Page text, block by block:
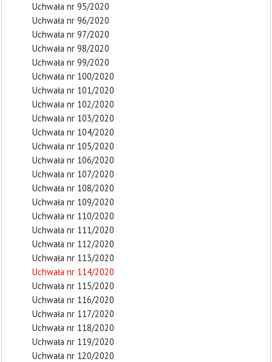
Uchwała nr 95/2020
Uchwała nr 96/2020
Uchwała nr 97/2020
Uchwała nr 98/2020
Uchwała nr 99/2020
Uchwała nr 100/2020
Uchwała nr 101/2020
Uchwała nr 102/2020
Uchwała nr 103/2020
Uchwała nr 104/2020
Uchwała nr 105/2020
Uchwała nr 106/2020
Uchwała nr 107/2020
Uchwała nr 108/2020
Uchwała nr 109/2020
Uchwała nr 110/2020
Uchwała nr 111/2020
Uchwała nr 112/2020
Uchwała nr 113/2020
Uchwała nr 114/2020
Uchwała nr 115/2020
Uchwała nr 116/2020
Uchwała nr 117/2020
Uchwała nr 118/2020
Uchwała nr 119/2020
Uchwała nr 120/2020